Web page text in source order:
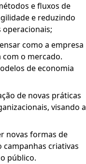
e fluxos de
e reduzindo
operacionais;
como a empresa
o mercado.
de economia
de novas práticas
visando a
novas formas de
criativas
público.